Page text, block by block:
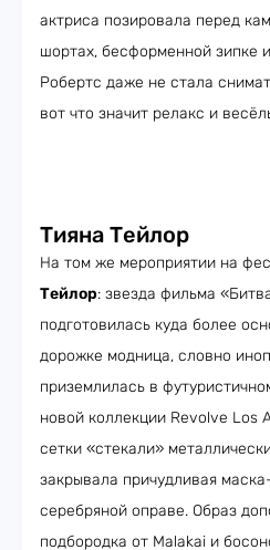
актриса позировала перед
шортах, бесформенной зипке
Робертс даже не стала
вот что значит релакс и
Тияна Тейлор
На том же мероприятии на
Тейлор: звезда фильма
подготовилась куда более
дорожке модница, словно
приземлилась в
новой коллекции Revolve Los
сетки «стекали»
закрывала причудливая
серебряной оправе. Образ
подбородка от Malakai и